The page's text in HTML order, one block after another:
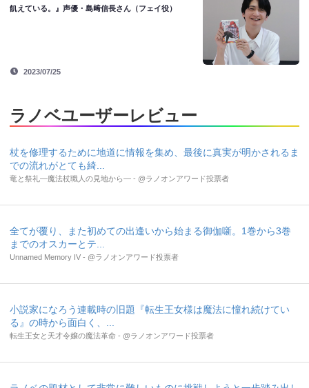
飢えている。』声優・島﨑信長さん（フェイ役）
2023/07/25
ラノベユーザーレビュー
杖を修理するために地道に情報を集め、最後に真実が明かされるま
での流れがとても綺...
竜と祭礼―魔法杖職人の見地から― - @ラノオンアワード投票者
全てが覆り、また初めての出逢いから始まる御伽噺。1巻から3巻
までのオスカーとテ...
Unnamed Memory IV - @ラノオンアワード投票者
小説家になろう連載時の旧題『転生王女様は魔法に憧れ続けてい
る』の時から面白く、...
転生王女と天才令嬢の魔法革命 - @ラノオンアワード投票者